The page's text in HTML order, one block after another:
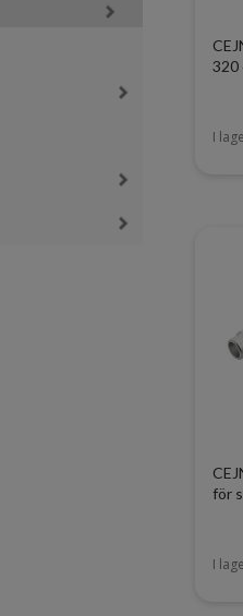
320
I
för
I